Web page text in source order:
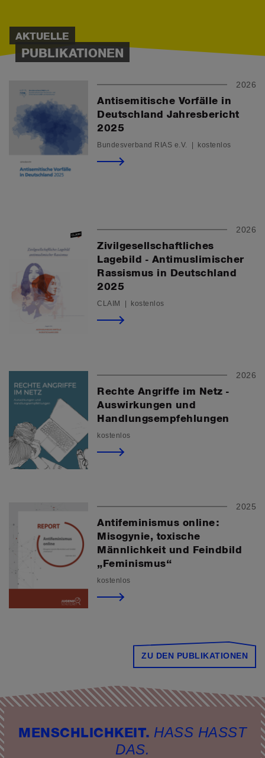
AKTUELLE
PUBLIKATIONEN
2026
Antisemitische Vorfälle in
Deutschland Jahresbericht
2025
Bundesverband RIAS e.V. | kostenlos
2026
Zivilgesellschaftliches
Lagebild - Antimuslimischer
Rassismus in Deutschland
2025
CLAIM | kostenlos
2026
Rechte Angriffe im Netz -
Auswirkungen und
Handlungsempfehlungen
kostenlos
2025
Antifeminismus online:
Misogynie, toxische
Männlichkeit und Feindbild
„Feminismus“
kostenlos
ZU DEN PUBLIKATIONEN
MENSCHLICHKEIT. HASS HASST
DAS.